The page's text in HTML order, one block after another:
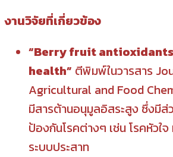
งานวิจัยที่เกี่ยวข้อง
“Berry fruit
health” ตีพิมพ์ในวารสาร
Agricultural and Food
มีสารต้านอนุมูลอิสระสูง ซึ่งมีส่
ป้องกันโรคต่างๆ เช่น โรคหัวใจ
ระบบประสาท